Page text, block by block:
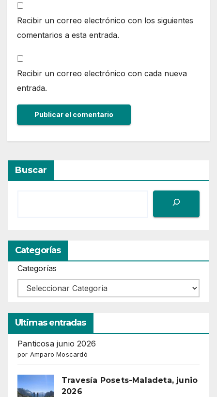
Recibir un correo electrónico con los siguientes
comentarios a esta entrada.
Recibir un correo electrónico con cada nueva
entrada.
Buscar
Categorías
Categorías
Ultimas entradas
Panticosa junio 2026
por Amparo Moscardó
Travesía Posets-Maladeta, junio
2026